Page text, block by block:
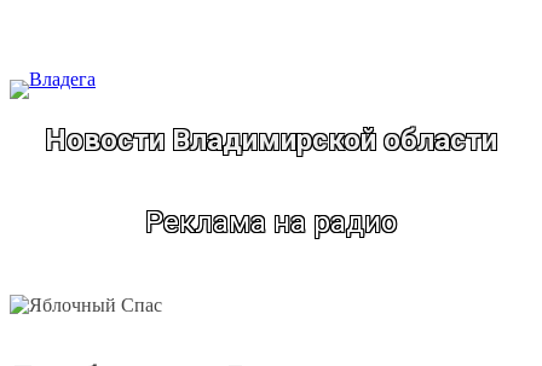
Новости Владимирской области
Реклама на радио